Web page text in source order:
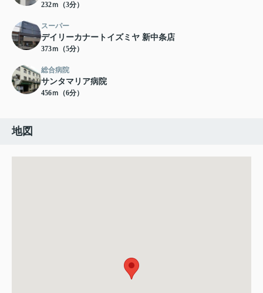
232ｍ（3分）
スーパー
デイリーカナートイズミヤ 新中条店
373ｍ（5分）
総合病院
サンタマリア病院
456ｍ（6分）
地図